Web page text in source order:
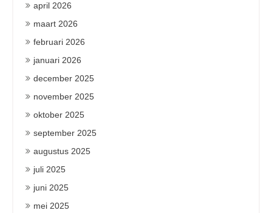
april 2026
maart 2026
februari 2026
januari 2026
december 2025
november 2025
oktober 2025
september 2025
augustus 2025
juli 2025
juni 2025
mei 2025